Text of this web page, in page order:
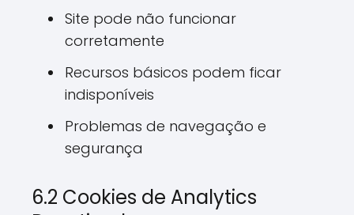
Site pode não funcionar
corretamente
Recursos básicos podem ficar
indisponíveis
Problemas de navegação e
segurança
6.2 Cookies de Analytics